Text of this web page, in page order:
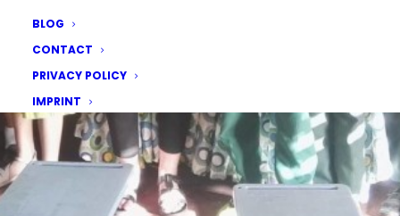
BLOG
CONTACT
PRIVACY POLICY
IMPRINT